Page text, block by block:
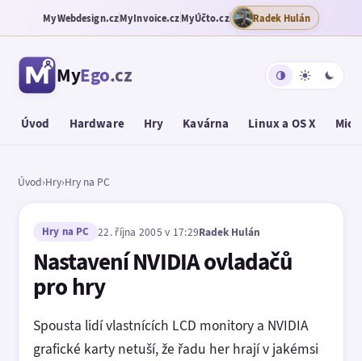
MyWebdesign.czMyInvoice.czMyÚčto.cz Radek Hulán
MyEgo.cz
Úvod Hardware Hry Kavárna Linux a OS X
Úvod›Hry›Hry na PC
Hry na PC 22. října 2005 v 17:29Radek Hulán
Nastavení NVIDIA ovladačů
pro hry
Spousta lidí vlastnících LCD monitory a NVIDIA
grafické karty netuší, že řadu her hrají v jakémsi